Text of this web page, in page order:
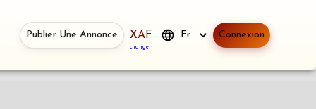
Publier Une Annonce XAF
changer
Fr Connexion